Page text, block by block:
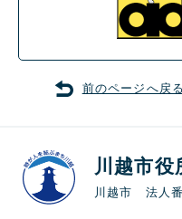
前のページへ戻る
川越市役
川越市 法人